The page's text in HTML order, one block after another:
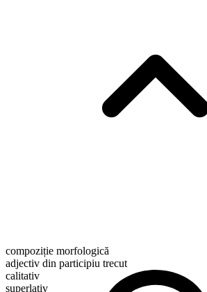
compoziție morfologică
adjectiv din participiu trecut
calitativ
superlativ